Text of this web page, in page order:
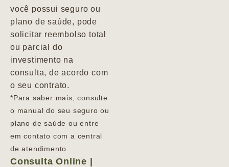
você possui seguro ou
plano de saúde, pode
solicitar reembolso total
ou parcial do
investimento na
consulta, de acordo com
o seu contrato.
*Para saber mais, consulte
o manual do seu seguro ou
plano de saúde ou entre
em contato com a central
de atendimento.
Consulta Online |